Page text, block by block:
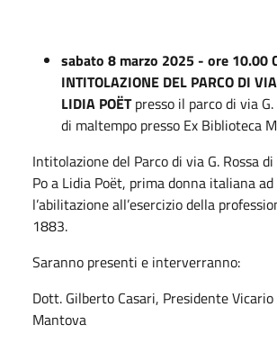
sabato 8 marzo 2025 - ore 10.00
INTITOLAZIONE DEL PARCO DI
LIDIA POËTpresso il parco di via G.
di maltempo presso Ex Biblioteca
Intitolazione del Parco di via G. Rossa
Po a Lidia Poët, prima donna italiana
l’abilitazione all’esercizio della
1883.
Saranno presenti e interverranno:
Dott. Gilberto Casari, Presidente
Mantova